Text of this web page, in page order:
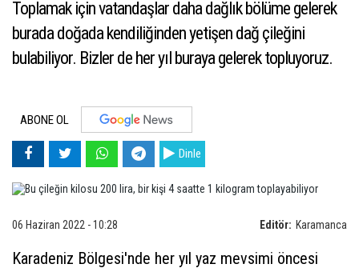
Toplamak için vatandaşlar daha dağlık bölüme gelerek
burada doğada kendiliğinden yetişen dağ çileğini
bulabiliyor. Bizler de her yıl buraya gelerek topluyoruz.
ABONE OL
Dinle
Editör: Karamanca
06 Haziran 2022 - 10:28
Karadeniz Bölgesi'nde her yıl yaz mevsimi öncesi